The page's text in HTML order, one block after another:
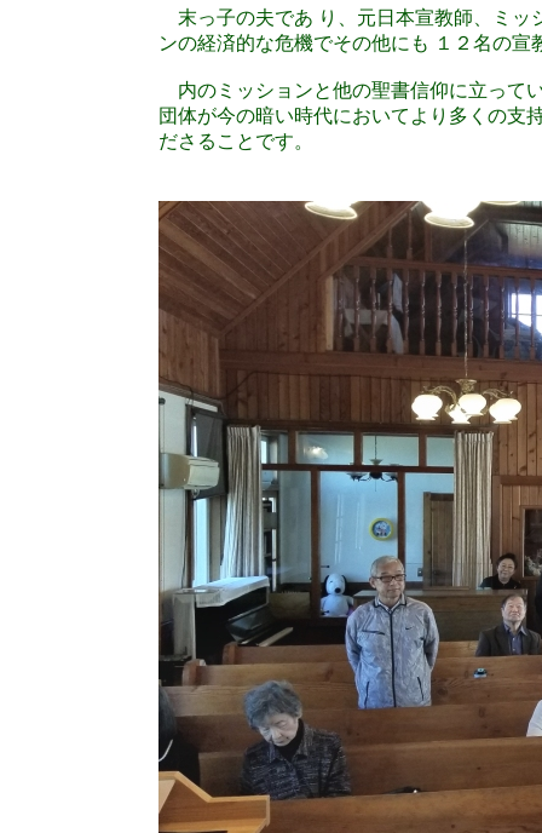
末っ子の夫であ り、元日本宣教師、ミッ
ンの経済的な危機でその他にも １２名の
内のミッションと他の聖書信仰に立って
団体が今の暗い時代においてより多くの支
ださることです。